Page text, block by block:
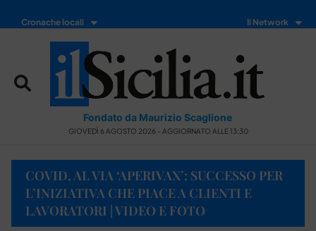
Cronache locali Il Network
Fondato da Maurizio Scaglione
GIOVEDÌ 6 AGOSTO 2026 - AGGIORNATO ALLE 13:30
COVID, AL VIA ‘APERIVAX’: SUCCESSO PER
L’INIZIATIVA CHE PIACE A CLIENTI E
LAVORATORI | VIDEO E FOTO